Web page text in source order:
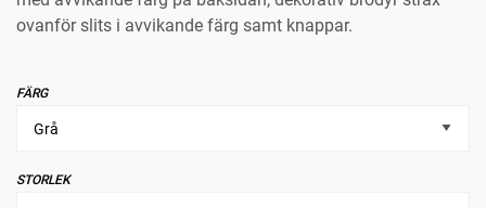
ovanför slits i avvikande färg samt knappar.
FÄRG
STORLEK